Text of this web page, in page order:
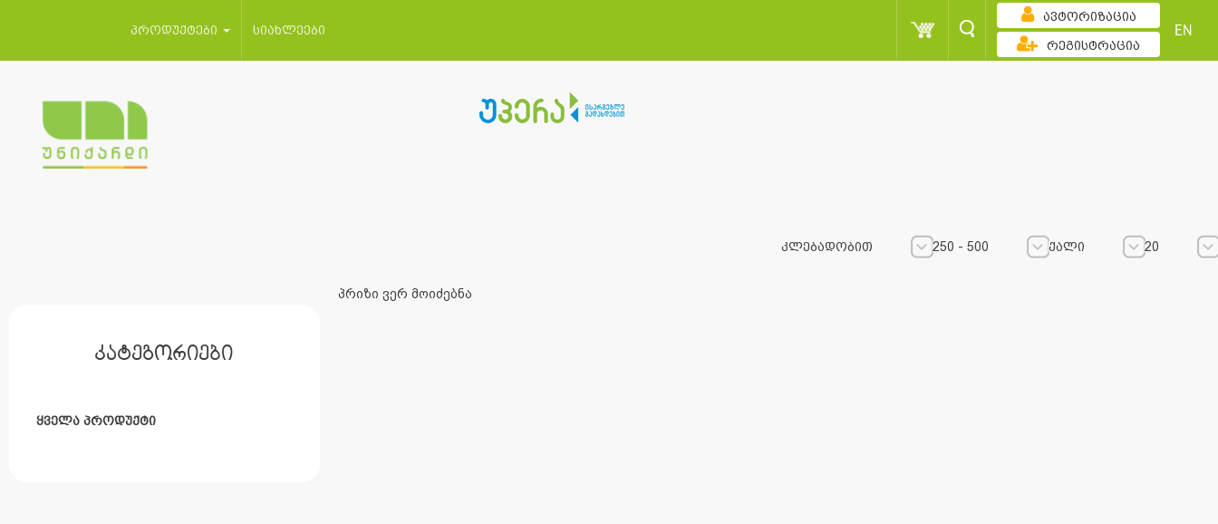
პროდუქტები სიახლეები
ავტორიზაცია
რეგისტრაცია
EN
კატეგორიები
ყველა პროდუქტი
კლებადობით 250 - 500 ქალი
20
პრიზი ვერ მოიძებნა